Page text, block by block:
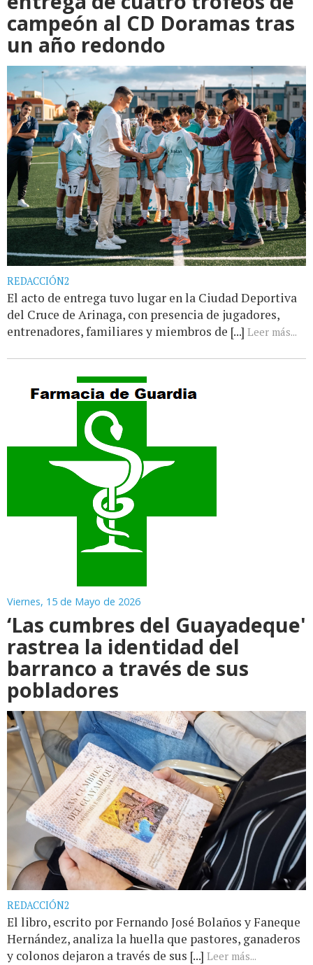
campeón al CD Doramas tras
un año redondo
REDACCIÓN2
El acto de entrega tuvo lugar en la Ciudad Deportiva
del Cruce de Arinaga, con presencia de jugadores,
entrenadores, familiares y miembros de [...] Leer más...
Viernes, 15 de Mayo de 2026
‘Las cumbres del Guayadeque'
rastrea la identidad del
barranco a través de sus
pobladores
REDACCIÓN2
El libro, escrito por Fernando José Bolaños y Faneque
Hernández, analiza la huella que pastores, ganaderos
y colonos dejaron a través de sus [...] Leer más...